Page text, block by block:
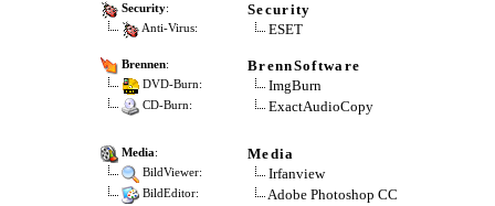
Security: Security
Anti-Virus: ESET
Brennen: BrennSoftware
DVD-Burn: ImgBurn
CD-Burn: ExactAudioCopy
Media: Media
BildViewer: Irfanview
BildEditor: Adobe Photoshop CC